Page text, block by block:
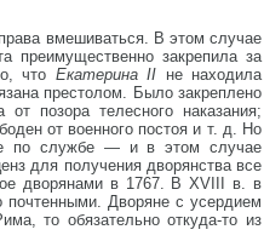
вмешиваться. В этом случае
преимущественно закрепила за
что Екатерина II не находила
престолом. Было закреплено
позора телесного наказания;
от военного постоя и т. д. Но
по службе — и в этом случае
для получения дворянства все
дворянами в 1767. В XVIII в. в
почтенными. Дворяне с усердием
то обязательно откуда-то из